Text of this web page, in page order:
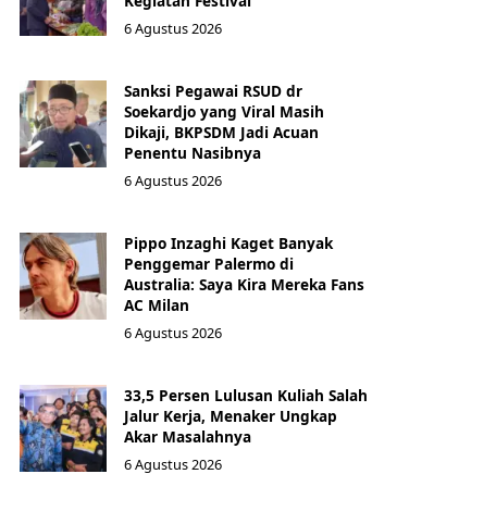
6 Agustus 2026
Sanksi Pegawai RSUD dr
Soekardjo yang Viral Masih
Dikaji, BKPSDM Jadi Acuan
Penentu Nasibnya
6 Agustus 2026
Pippo Inzaghi Kaget Banyak
Penggemar Palermo di
Australia: Saya Kira Mereka Fans
AC Milan
6 Agustus 2026
33,5 Persen Lulusan Kuliah Salah
Jalur Kerja, Menaker Ungkap
Akar Masalahnya
6 Agustus 2026